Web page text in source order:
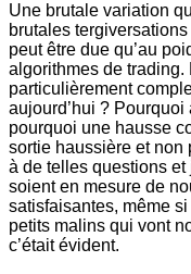
Une brutale variation
brutales
peut être due qu’au
algorithmes de
particulièrement
aujourd’hui ?
pourquoi une hausse
sortie haussière et
à de telles questions
soient en mesure de
satisfaisantes, même
petits malins qui vont
c’était évident.